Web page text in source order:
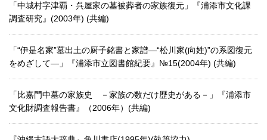
「中城村字津覇・呉屋家の墓被葬者の家族復元」『浦添市文化課
調査研究』(2003年) (共編)
「“伊是名家”墓出土の厨子銘書と家譜―“松川家(向姓)”の系図復元
をめざして―」『浦添市立図書館紀要』№15(2004年) (共編)
「比嘉門中墓の家族史 －家族の数だけ歴史がある－」『浦添市
文化財調査報告書』（2006年）(共編)